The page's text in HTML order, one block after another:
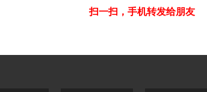
扫一扫，手机转发给朋友